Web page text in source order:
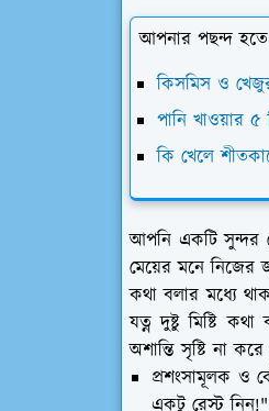
আপনার পছন্দ
কিসমিস ও
পানি খাওয়ার
কি খেলে
আপনি একটি সুন্দর
মেয়ের মনে নিজের
কথা বলার মধ্যে
যত্ন দুষ্টু মিষ্টি
অশান্তি সৃষ্টি না
প্রশংসামূলক ও
একটু রেস্ট নিন!"